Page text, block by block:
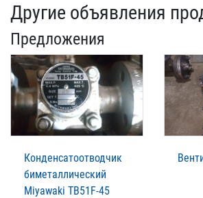
Другие объявления
Предложения
Конденсатоотводчик
биметаллический
Miyawaki TB51F-45